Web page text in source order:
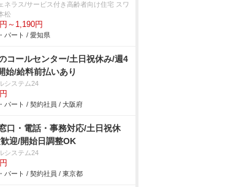
ネラス/サービス付き高齢者向け住宅 スワ
松
～1,190円
パート / 愛知県
コールセンター/土日祝休み/週4
始/給料前払いあり
システム24
パート / 契約社員 / 大阪府
口・電話・事務対応/土日祝休
迎/開始日調整OK
システム24
パート / 契約社員 / 東京都